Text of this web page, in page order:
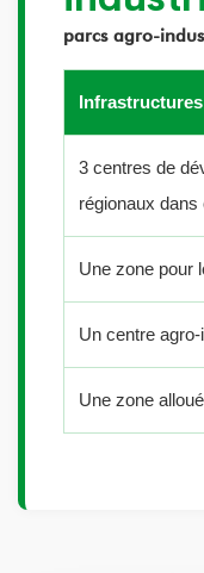
parcs agro-
Infrastructures
3 centres de
régionaux
Une zone pour
Un centre
Une zone